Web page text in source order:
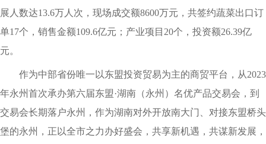
展人数达13.6万人次，现场成交额8600万元，共签约蔬菜出口订
单17个，销售金额109.6亿元；产业项目20个，投资额26.39亿
元。
作为中部省份唯一以东盟投资贸易为主的商贸平台，从2023
年永州首次承办第六届东盟·湖南（永州）名优产品交易会，到
交易会长期落户永州，作为湖南对外开放南大门、对接东盟桥头
堡的永州，正以全市之力办好盛会，共享新机遇，共谋新发展，